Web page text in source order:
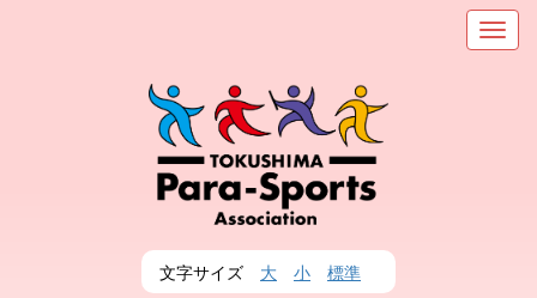
メ
ニ
文字サイズ 大 小 標準